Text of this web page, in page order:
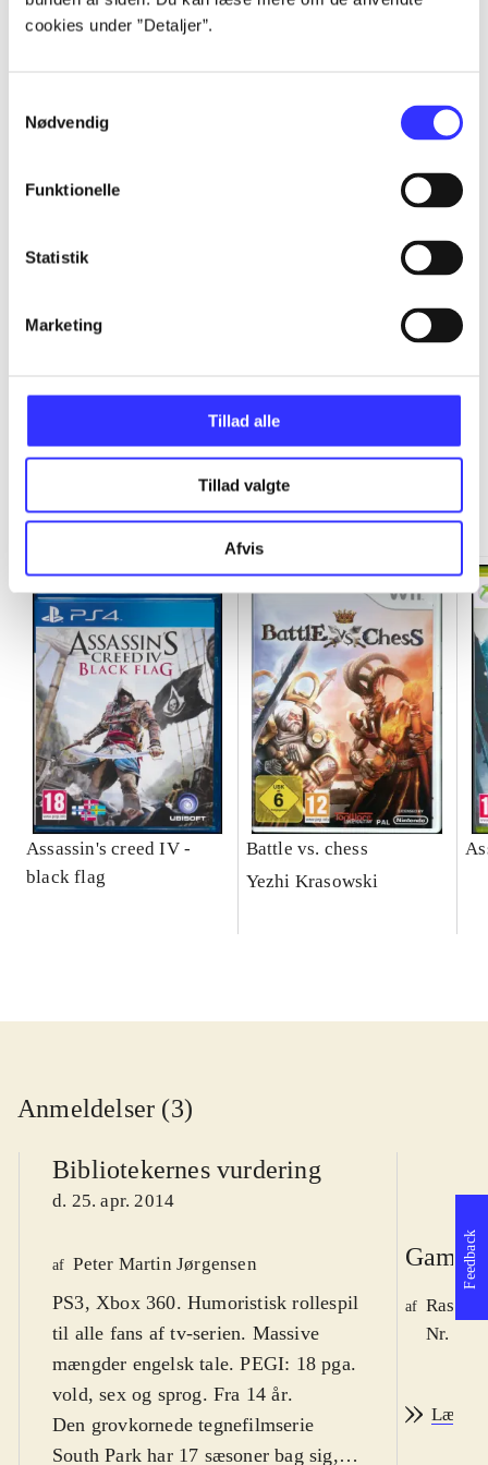
cookies under ”Detaljer”.
Nødvendig
Funktionelle
Statistik
Marketing
Tillad alle
Tillad valgte
Afvis
...
...
...
Minder om
Assassin's creed IV -
black flag
Battle vs. chess
Yezhi Krasowski
Anmeldelser (3)
Bibliotekernes vurdering
d. 25. apr. 2014
af Peter Martin Jørgensen
PS3, Xbox 360. Humoristisk rollespil
til alle fans af tv-serien. Massive
mængder engelsk tale. PEGI: 18 pga.
vold, sex og sprog. Fra 14 år.
Den grovkornede tegnefilmserie
South Park har 17 sæsoner bag sig,
Game
af
Nr.
Læs
Feedback